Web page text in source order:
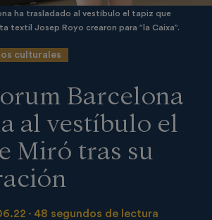
ha trasladado al vestíbulo el tapiz que
textil Josep Royo crearon para ”la Caixa”.
culturales
Barcelona
al vestíbulo el
Miró tras su
48 segundos de lectura